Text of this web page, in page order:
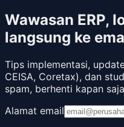
Wawasan ERP,
langsung ke
Tips implementasi,
CEISA, Coretax), dan
spam, berhenti kapan
Alamat email